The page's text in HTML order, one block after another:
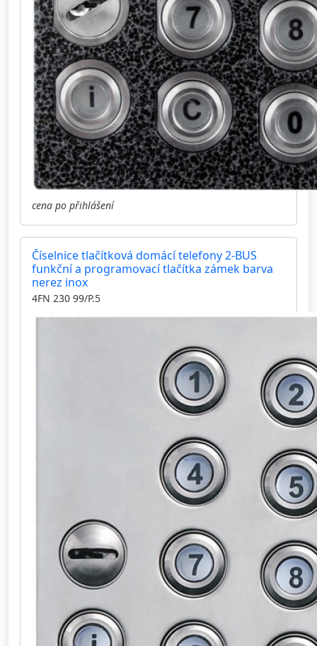
cena po přihlášení
Číselnice tlačítková domácí telefony 2-BUS
funkční a programovací tlačítka zámek barva
nerez inox
4FN 230 99/P.5